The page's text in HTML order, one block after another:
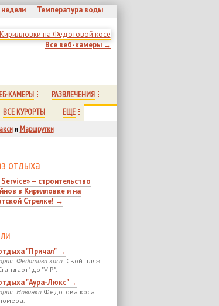
Температура воды
Все веб-камеры →
КАМЕРЫ
РАЗВЛЕЧЕНИЯ
ВСЕ КУРОРТЫ
ЕЩЕ
и Маршрутки
отдыха
— строительство
в Кирилловке и на
Стрелке! →
"Причал" →
Федотова коса. Свой пляж.
до "VIP".
"Аура-Люкс"→
НовинкаФедотова коса.